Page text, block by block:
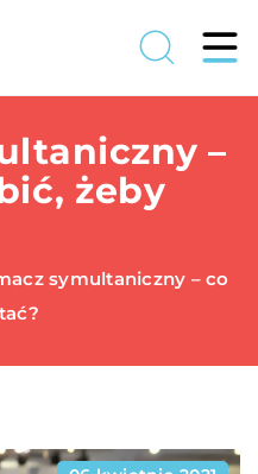
–
żeby
symultaniczny – co